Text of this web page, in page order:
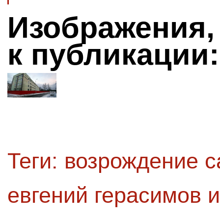
к публикации:
Теги: возрождение
евгений герасимов